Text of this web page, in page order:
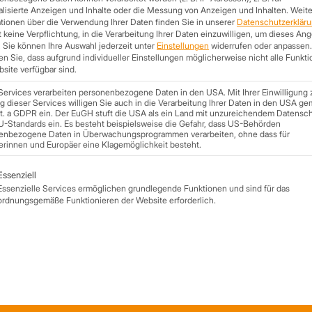
19. Dezember 2024
Wir haben Betriebsferien vom 23.12.2024 bis zum 01.01.2025.
Anzeigen und Inhalte oder die Messung von Anzeigen und Inhalten.
über die Verwendung Ihrer Daten finden Sie in unserer
keine Verpflichtung, in die Verarbeitung Ihrer Daten einzuwilligen, um dieses
Sie können Ihre Auswahl jederzeit unter Einstellungen widerrufen oder anpassen.
Sie, dass aufgrund individueller Einstellungen möglicherweise nicht alle
verfügbar sind.
verarbeiten personenbezogene Daten in den USA. Mit Ihrer Einwilligung
dieser Services willigen Sie auch in die Verarbeitung Ihrer Daten in den USA
a GDPR ein. Der EuGH stuft die USA als ein Land mit unzureichendem
Standards ein. Es besteht beispielsweise die Gefahr, dass US-Behörden
Daten in Überwachungsprogrammen verarbeiten, ohne dass für
und Europäer eine Klagemöglichkeit besteht.
eine Liste der Service-Gruppen, für die eine Einwilligung
Services ermöglichen grundlegende Funktionen und sind für das
Funktionieren der Website erforderlich.